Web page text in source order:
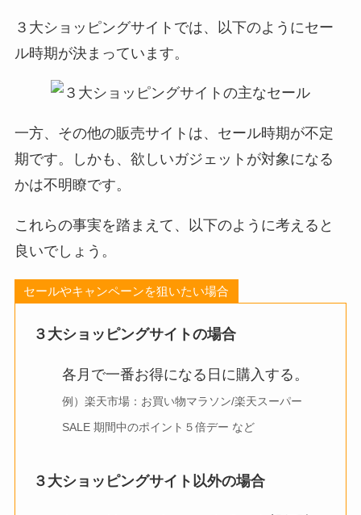
３大ショッピングサイトでは、以下のようにセー
ル時期が決まっています。
一方、その他の販売サイトは、セール時期が不定
期です。しかも、欲しいガジェットが対象になる
かは不明瞭です。
これらの事実を踏まえて、以下のように考えると
良いでしょう。
セールやキャンペーンを狙いたい場合
３大ショッピングサイトの場合
各月で一番お得になる日に購入する。
例）楽天市場：お買い物マラソン/楽天スーパー
SALE 期間中のポイント５倍デー など
３大ショッピングサイト以外の場合